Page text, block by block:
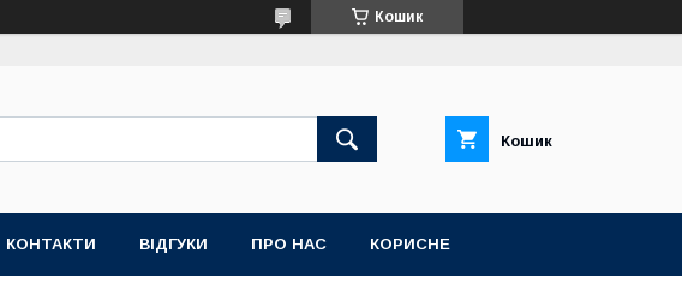
Кошик
Кошик
КОНТАКТИ ВІДГУКИ ПРО НАС КОРИСНЕ